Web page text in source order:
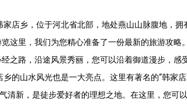
店乡，位于河北省北部，地处燕山山脉腹地，
这里，我们为您精心准备了一份最新的旅游攻略
之路，沿途风景秀丽，您可以沿着御道漫步，
的山水风光也是一大亮点。这里有著名的“韩家
清新，是徒步爱好者的理想之地。在这里，您可